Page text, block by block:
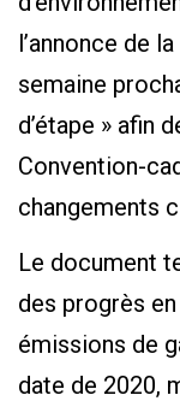
l’annonce de
semaine
d’étape » afin
Convention-
changements
Le document
des progrès
émissions de
date de 2020,